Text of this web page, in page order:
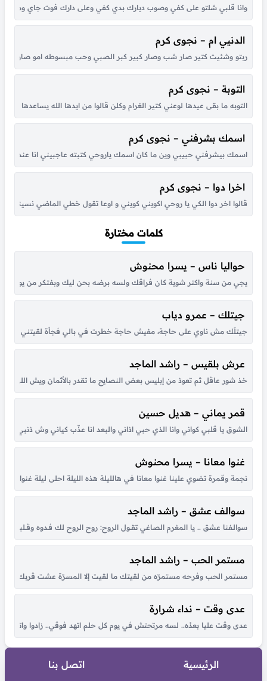
وانا قلبي شلتو على كفي وصوب ديارك بدي كفي وعلى دارك فوت جاي ومهما
الدنيي ام – نجوى كرم
ربتو وشئيت كتير صار شب وصار كبير كبر الصبي وحب مبسوطه امو صار شب
التوبة – نجوى كرم
التوبه ما بقى عيدها لوعني كتير الغرام وكلن قالوا من ايدها الله يساعدها
اسمك بشرفني – نجوى كرم
اسمك بيشرفني حبيبي وين ما كان اسمك ياروحي كتبته عاجبيني انا
اخرا دوا – نجوى كرم
قالوا اخر دوا الكي يا روحي اكويني كويني و اوعا تقول خطي الماضي
كلمات مختارة
حواليا ناس – يسرا محنوش
يجي من سنة واكتر شوية كان فراقك ولسه برضه بحن ليك وبفتكر من يوم
جيتلك – عمرو دياب
جيتلَك مش ناوي على حاجة، مفيش حاجة خطرت في بالي فجأة لقيتني قدام
عرش بلقيس – راشد الماجد
خذ شور عاقل ثم تعوذ من إبليس بعض النصايح ما تقدر بالأثمان ويش اللي
قمر يماني – هديل حسين
الشوق يا قلبي كواني وانا الذي حبي اذاني والبعد انا عذّب كياني وش ذنبي انا
غنوا معانا – يسرا محنوش
نجمة وقمرة تضوي علينا غنوا معانا في هالليلة هذه الليلة احلى ليلة غنوا معانا
سوالف عشق – راشد الماجد
سوالـفنا عشق .. يا المغرم الصاغي تقــول الروح: روح الروح لك فـدوه وقــلبي لـو
مستمر الحب – راشد الماجد
مستمر الحب وفرحه مستمرّه من لقيتك ما لقيت إلا المسرّة عشت قربك
عدى وقت – نداء شرارة
عدى وقت عليا بعدُه.. لسه مرتحتش في يوم كل حلم اتهد فوقي.. زادوا
الرئيسية اتصل بنا